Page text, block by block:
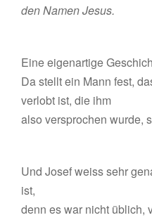
den Namen Jesus.
Eine eigenartige
Da stellt ein Mann fest,
verlobt ist, die ihm
also versprochen wurde,
Und Josef weiss sehr
ist,
denn es war nicht üblich,